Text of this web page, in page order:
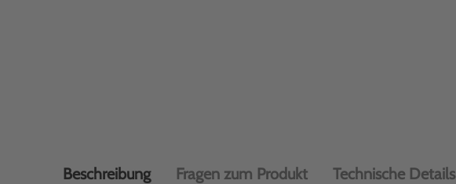
Beschreibung Fragen zum Produkt Technische Details